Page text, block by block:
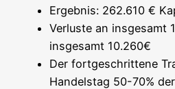
Ergeb­nis: 262.610 €
Ver­lus­te an ins­ge­samt
ins­ge­samt 10.260€
Der fort­ge­schrit­te­ne
Han­dels­tag 50-70%